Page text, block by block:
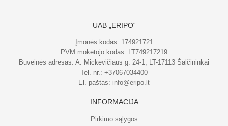
UAB „ERIPO“
Įmonės kodas: 174921721
PVM mokėtojo kodas: LT749217219
Buveinės adresas: A. Mickevičiaus g. 24-1, LT-17113 Šalčininkai
Tel. nr.: +37067034400
El. paštas: info@eripo.lt
INFORMACIJA
Pirkimo sąlygos